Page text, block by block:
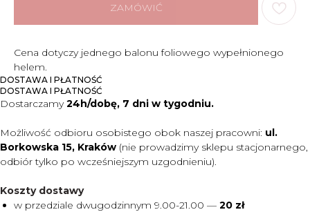
ZAMÓWIĆ
Cena dotyczy jednego balonu foliowego wypełnionego
helem.
DOSTAWA I PŁATNOŚĆ
DOSTAWA I PŁATNOŚĆ
Dostarczamy24h/dobę, 7 dni w tygodniu.
Możliwość odbioru osobistego obok naszej pracowni: ul.
Borkowska 15, Kraków (nie prowadzimy sklepu stacjonarnego,
odbiór tylko po wcześniejszym uzgodnieniu).
Koszty dostawy
w przedziale dwugodzinnym 9.00-21.00 — 20 zł